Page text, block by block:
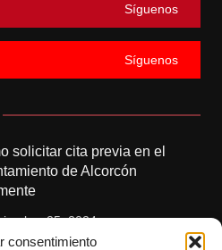
consentimiento
Síguenos
Síguenos
solicitar cita previa en el
de Alcorcón
25, 2024